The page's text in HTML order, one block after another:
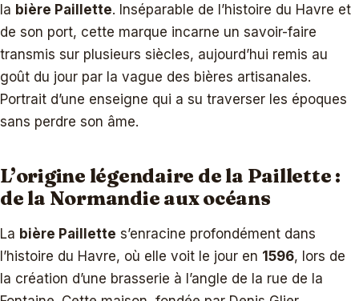
la bière Paillette. Inséparable de l’histoire du Havre et
de son port, cette marque incarne un savoir-faire
transmis sur plusieurs siècles, aujourd’hui remis au
goût du jour par la vague des bières artisanales.
Portrait d’une enseigne qui a su traverser les époques
sans perdre son âme.
L’origine légendaire de la Paillette :
de la Normandie aux océans
La bière Paillette s’enracine profondément dans
l’histoire du Havre, où elle voit le jour en 1596, lors de
la création d’une brasserie à l’angle de la rue de la